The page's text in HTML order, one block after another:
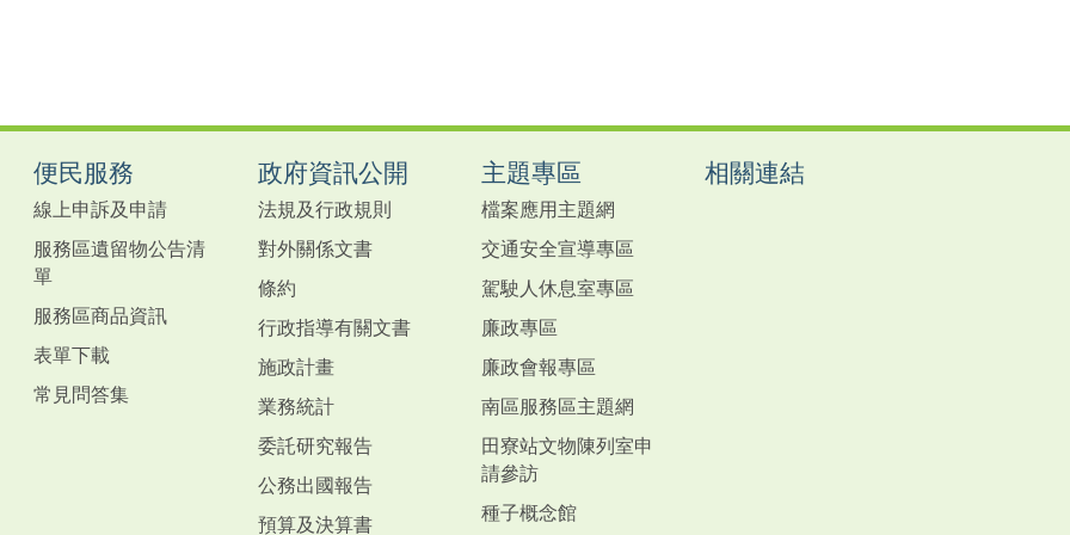
便民服務
線上申訴及申請
服務區遺留物公告清
單
服務區商品資訊
表單下載
常見問答集
政府資訊公開
法規及行政規則
對外關係文書
條約
行政指導有關文書
施政計畫
業務統計
委託研究報告
公務出國報告
預算及決算書
主題專區
檔案應用主題網
交通安全宣導專區
駕駛人休息室專區
廉政專區
廉政會報專區
南區服務區主題網
田寮站文物陳列室申
請參訪
種子概念館
相關連結